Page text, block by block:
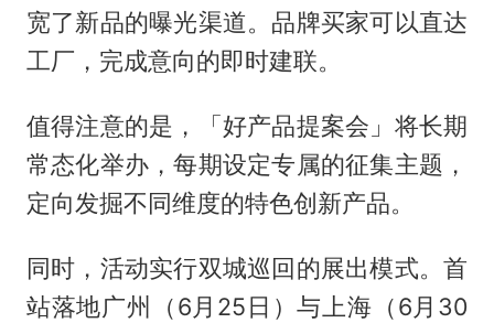
宽了新品的曝光渠道。品牌买家可以直达
工厂，完成意向的即时建联。
值得注意的是，「好产品提案会」将长期
常态化举办，每期设定专属的征集主题，
定向发掘不同维度的特色创新产品。
同时，活动实行双城巡回的展出模式。首
站落地广州（6月25日）与上海（6月30